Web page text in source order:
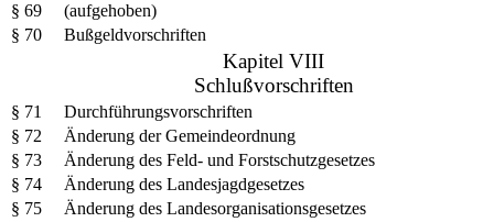
§ 69
(aufgehoben)
§ 70
Bußgeldvorschriften
Kapitel VIII
Schlußvorschriften
§ 71
Durchführungsvorschriften
§ 72
Änderung der Gemeindeordnung
§ 73
Änderung des Feld- und Forstschutzgesetzes
§ 74
Änderung des Landesjagdgesetzes
§ 75
Änderung des Landesorganisationsgesetzes